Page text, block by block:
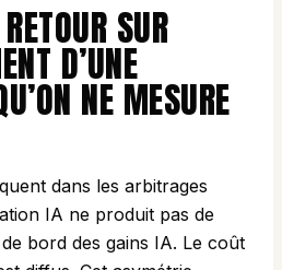
SUR
D’UNE
NE MESURE
dans les arbitrages
IA ne produit pas de
bord des gains IA. Le coût